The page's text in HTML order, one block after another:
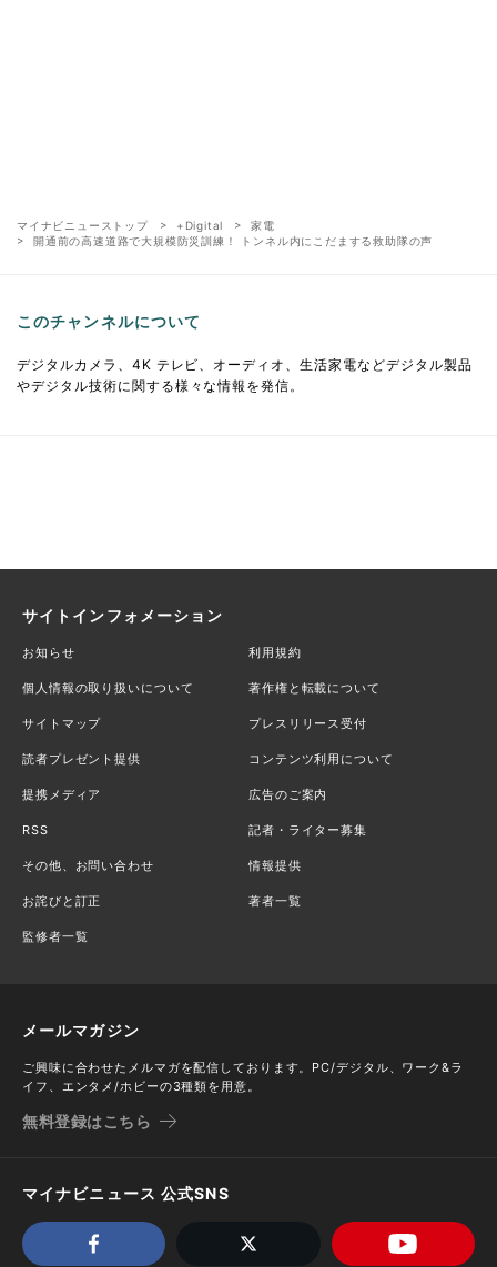
マイナビニューストップ +Digital
家電
開通前の高速道路で大規模防災訓練！ トンネル内にこだまする救助隊の声
このチャンネルについて
デジタルカメラ、4K テレビ、オーディオ、生活家電などデジタル製品
やデジタル技術に関する様々な情報を発信。
サイトインフォメーション
お知らせ 利用規約
個人情報の取り扱いについて 著作権と転載について
サイトマップ プレスリリース受付
読者プレゼント提供 コンテンツ利用について
提携メディア 広告のご案内
RSS 記者・ライター募集
その他、お問い合わせ 情報提供
お詫びと訂正 著者一覧
監修者一覧
メールマガジン
ご興味に合わせたメルマガを配信しております。PC/デジタル、ワーク&ラ
イフ、エンタメ/ホビーの3種類を用意。
無料登録はこちら
マイナビニュース 公式SNS